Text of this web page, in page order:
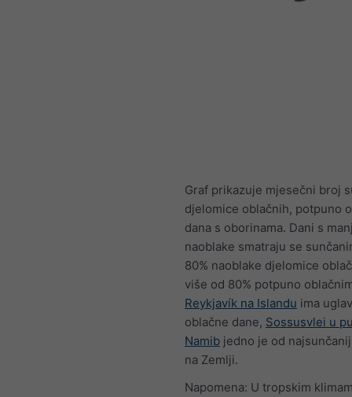
Graf prikazuje mjesečni broj
djelomice oblačnih, potpuno
dana s oborinama. Dani s
naoblake smatraju se
80% naoblake djelomice
više od 80% potpuno
Reykjavík na Islandu ima
oblačne dane, Sossusvlei u
Namib jedno je od
na Zemlji.
Napomena: U tropskim